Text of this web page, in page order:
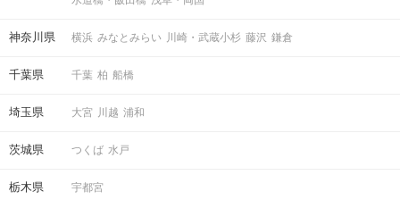
神奈川県 横浜 みなとみらい 川崎・武蔵小杉 藤沢 鎌倉
千葉県 千葉 柏 船橋
埼玉県 大宮 川越 浦和
茨城県 つくば 水戸
栃木県 宇都宮